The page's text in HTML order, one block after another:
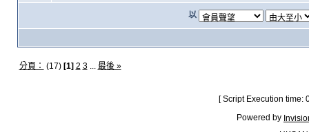
以
分頁： (17) [1] 2 3... 最後 »
[ Script Execution
Powered by